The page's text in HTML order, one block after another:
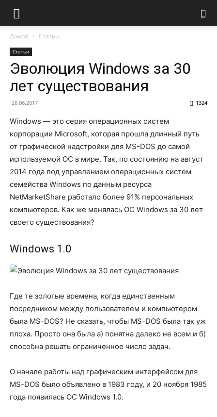
Домой Статьи
Статьи
Эволюция Windows за 30
лет существования
26.06.2017 1324
Windows — это серия операционных систем
корпорации Microsoft, которая прошла длинный путь
от графической надстройки для MS-DOS до самой
используемой ОС в мире. Так, по состоянию на август
2014 года под управлением операционных систем
семейства Windows по данным ресурса
NetMarketShare работало более 91% персональных
компьютеров. Как же менялась ОС Windows за 30 лет
своего существования?
Windows 1.0
Где те золотые времена, когда единственным
посредником между пользователем и компьютером
была MS-DOS? Не сказать, чтобы MS-DOS была так уж
плоха. Просто она была а) понятна далеко не всем и б)
способна решать ограниченное число задач.
О начале работы над графическим интерфейсом для
MS-DOS было объявлено в 1983 году, и 20 ноября 1985
года появилась ОС Windows 1.0.